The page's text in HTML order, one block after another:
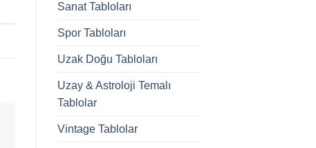
Sanat Tabloları
Spor Tabloları
Uzak Doğu Tabloları
Uzay & Astroloji Temalı
Tablolar
Vintage Tablolar